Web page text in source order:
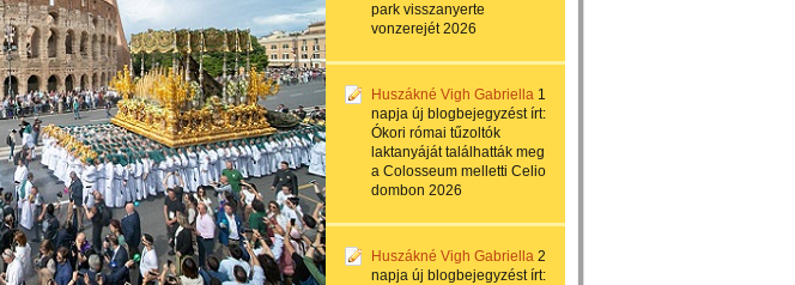
park visszanyerte
vonzerejét 2026
Huszákné Vigh Gabriella 1
napja új blogbejegyzést írt:
Ókori római tűzoltók
laktanyáját találhatták meg
a Colosseum melletti Celio
dombon 2026
Huszákné Vigh Gabriella 2
napja új blogbejegyzést írt: